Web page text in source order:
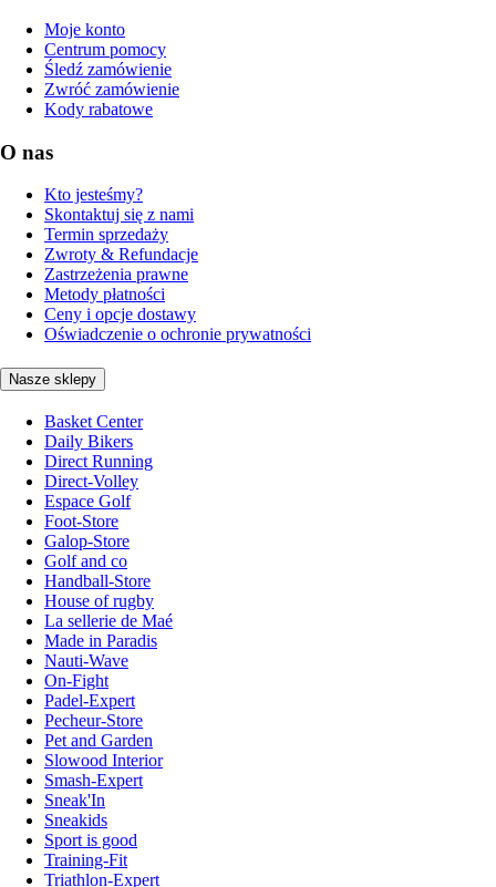
Moje konto
Centrum pomocy
Śledź zamówienie
Zwróć zamówienie
Kody rabatowe
O nas
Kto jesteśmy?
Skontaktuj się z nami
Termin sprzedaży
Zwroty & Refundacje
Zastrzeżenia prawne
Metody płatności
Ceny i opcje dostawy
Oświadczenie o ochronie prywatności
Nasze sklepy
Basket Center
Daily Bikers
Direct Running
Direct-Volley
Espace Golf
Foot-Store
Galop-Store
Golf and co
Handball-Store
House of rugby
La sellerie de Maé
Made in Paradis
Nauti-Wave
On-Fight
Padel-Expert
Pecheur-Store
Pet and Garden
Slowood Interior
Smash-Expert
Sneak'In
Sneakids
Sport is good
Training-Fit
Triathlon-Expert